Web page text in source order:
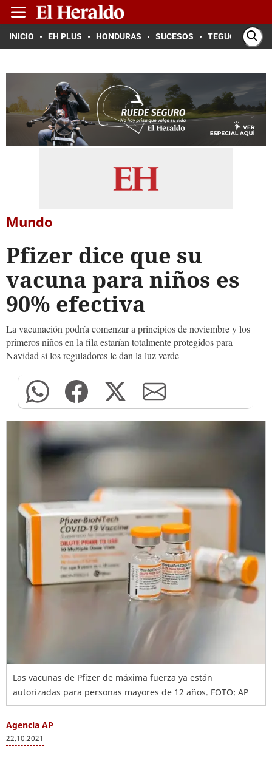
INICIO EH PLUS HONDURAS SUCESOS TEGUCIGALPA
Mundo
Pfizer dice que su
vacuna para niños es
90% efectiva
La vacunación podría comenzar a principios de noviembre y los
primeros niños en la fila estarían totalmente protegidos para
Navidad si los reguladores le dan la luz verde
Las vacunas de Pfizer de máxima fuerza ya están
autorizadas para personas mayores de 12 años. FOTO: AP
Agencia AP
22.10.2021